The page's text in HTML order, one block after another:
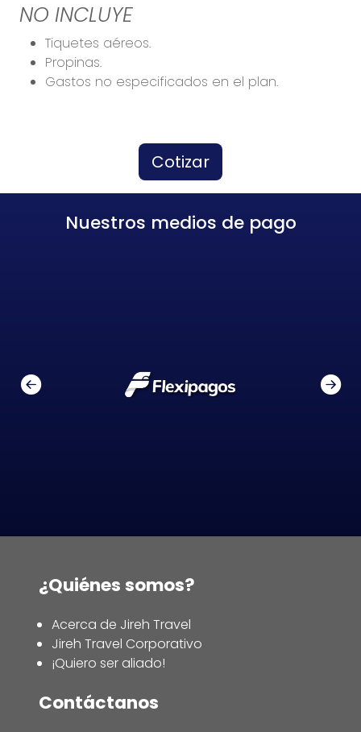
NO INCLUYE
Tiquetes aéreos.
Propinas.
Gastos no especificados en el plan.
Cotizar
Nuestros medios de pago
¿Quiénes somos?
Acerca de Jireh Travel
Jireh Travel Corporativo
¡Quiero ser aliado!
Contáctanos